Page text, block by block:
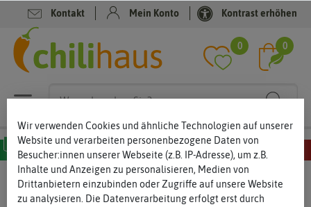
Kontakt Mein Konto Kontrast erhöhen
0 0
MILD SCHARF SEHR SCHARF EXTREM SCHARF HÖLLISCH SCHARF
Paprikasamen
Filter
Wir verwenden Cookies und ähnliche Technologien auf unserer
Website und verarbeiten personenbezogene Daten von
Besucher:innen unserer Webseite (z.B. IP-Adresse), um z.B.
Inhalte und Anzeigen zu personalisieren, Medien von
Drittanbietern einzubinden oder Zugriffe auf unsere Website
zu analysieren. Die Datenverarbeitung erfolgt erst durch